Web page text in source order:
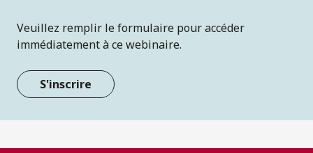
Veuillez remplir le formulaire pour accéder
immédiatement à ce webinaire.
S'inscrire